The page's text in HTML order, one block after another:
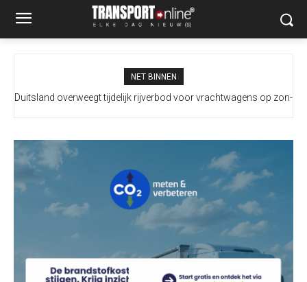
NET BINNEN
Duitsland overweegt tijdelijk rijverbod voor vrachtwagens op zon-
Mobiel Medisch Team ingezet na ernstig incident met trailer in